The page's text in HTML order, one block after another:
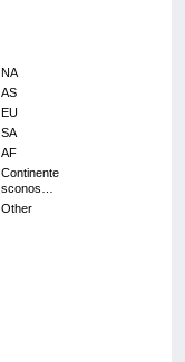
NA
AS
EU
SA
AF
Continente
sconos…
Other